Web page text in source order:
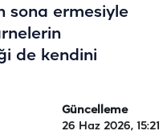
sona ermesiyle
de kendini
Güncelleme
26 Haz 2026, 15:21